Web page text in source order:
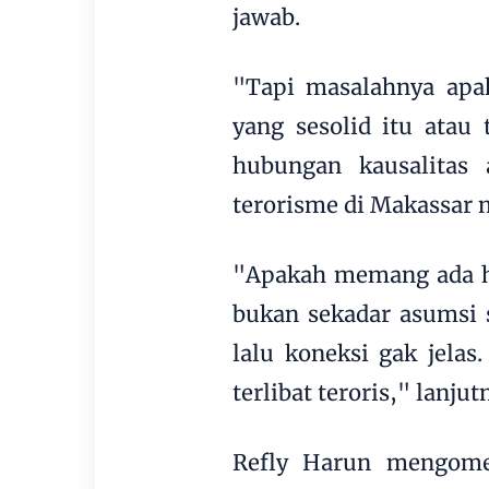
jawab.
"Tapi masalahnya
yang sesolid itu atau
hubungan
terorisme di Makassar
"Apakah memang ada
bukan sekadar
lalu koneksi gak
terlibat teroris,"
Refly Harun